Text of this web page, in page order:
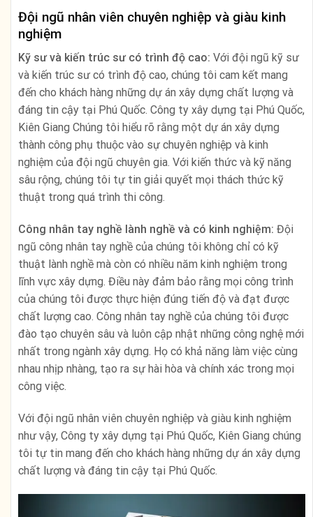
Đội ngũ nhân viên chuyên nghiệp và giàu kinh
nghiệm
Kỹ sư và kiến trúc sư có trình độ cao: Với đội ngũ kỹ sư
và kiến trúc sư có trình độ cao, chúng tôi cam kết mang
đến cho khách hàng những dự án xây dựng chất lượng và
đáng tin cậy tại Phú Quốc. Công ty xây dựng tại Phú Quốc,
Kiên Giang Chúng tôi hiểu rõ rằng một dự án xây dựng
thành công phụ thuộc vào sự chuyên nghiệp và kinh
nghiệm của đội ngũ chuyên gia. Với kiến thức và kỹ năng
sâu rộng, chúng tôi tự tin giải quyết mọi thách thức kỹ
thuật trong quá trình thi công.
Công nhân tay nghề lành nghề và có kinh nghiệm: Đội
ngũ công nhân tay nghề của chúng tôi không chỉ có kỹ
thuật lành nghề mà còn có nhiều năm kinh nghiệm trong
lĩnh vực xây dựng. Điều này đảm bảo rằng mọi công trình
của chúng tôi được thực hiện đúng tiến độ và đạt được
chất lượng cao. Công nhân tay nghề của chúng tôi được
đào tạo chuyên sâu và luôn cập nhật những công nghệ mới
nhất trong ngành xây dựng. Họ có khả năng làm việc cùng
nhau nhịp nhàng, tạo ra sự hài hòa và chính xác trong mọi
công việc.
Với đội ngũ nhân viên chuyên nghiệp và giàu kinh nghiệm
như vậy, Công ty xây dựng tại Phú Quốc, Kiên Giang chúng
tôi tự tin mang đến cho khách hàng những dự án xây dựng
chất lượng và đáng tin cậy tại Phú Quốc.